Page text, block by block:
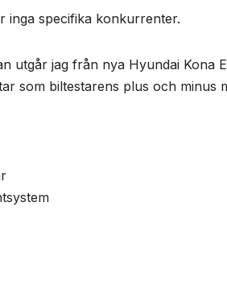
inga specifika konkurrenter.
utgår jag från nya Hyundai Kona
som biltestarens plus och minus